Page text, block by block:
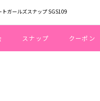
ガールズスナップ SGS109
スナップ クーポン